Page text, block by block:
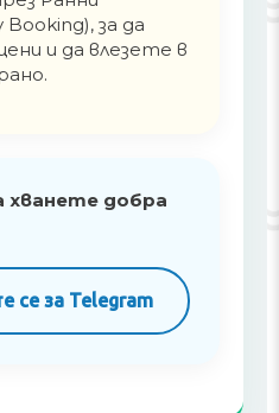
Booking), за да
и да влезете в
хванете добра
се за Telegram